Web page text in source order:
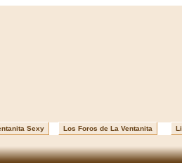
Sexy Los Foros de La Ventanita